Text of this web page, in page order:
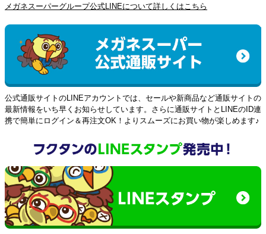
メガネスーパーグループ公式LINEについて詳しくはこちら
公式通販サイトのLINEアカウントでは、セールや新商品など通販サイトの
最新情報をいち早くお知らせしています。さらに通販サイトとLINEのID連
携で簡単にログイン＆再注文OK！よりスムーズにお買い物が楽しめます♪